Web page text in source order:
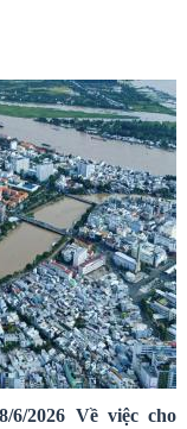
6/2026 Về việc cho